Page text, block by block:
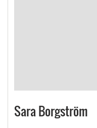
Sara Borgström